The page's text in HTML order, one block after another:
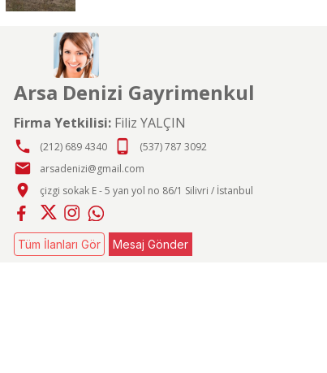
Arsa Denizi Gayrimenkul
Firma Yetkilisi: Filiz YALÇIN
phone
(212) 689 4340 phone_android (537) 787 3092
email arsadenizi@gmail.com
place çizgi sokak E - 5 yan yol no 86/1 Silivri / İstanbul
Tüm İlanları Gör Mesaj Gönder